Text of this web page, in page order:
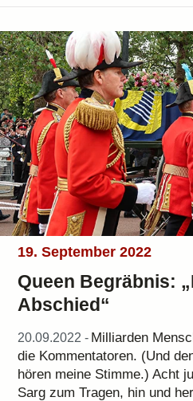
19. September 2022
Queen Begräbnis:
Abschied“
20.09.2022 - Milliarden
die Kommentatoren. (Und
hören meine Stimme.) Acht
Sarg zum Tragen, hin und